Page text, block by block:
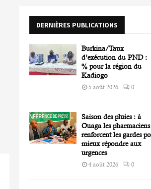
r
H
DERNIÈRES PUBLICATIONS
Burkina/Taux
d’exécution du PND :
% pour la région du
Kadiogo
5 août 2026 0
Saison des pluies : à
Ouaga les pharmaciens
renforcent les gardes
mieux répondre aux
urgences
4 août 2026 0